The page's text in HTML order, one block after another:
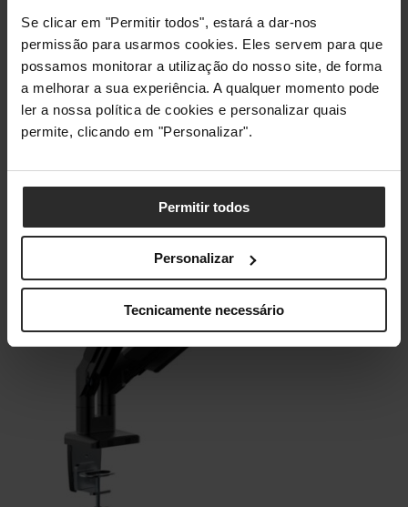
Se clicar em "Permitir todos", estará a dar-nos
permissão para usarmos cookies. Eles servem para que
possamos monitorar a utilização do nosso site, de forma
a melhorar a sua experiência. A qualquer momento pode
ler a nossa política de cookies e personalizar quais
permite, clicando em "Personalizar".
Permitir todos
Personalizar
Tecnicamente necessário
Capacidade para dois auscultadores ou
óculos VR
Montagem flexível com adesivo ou
parafusos
Comprar Agora